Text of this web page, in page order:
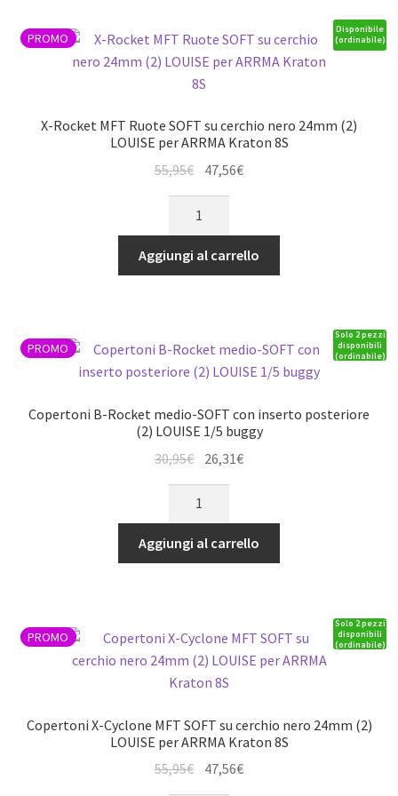
nero
24mm
LOUISE
per
TRX
X-
PROMO
Disponibile
(ordinabile)
X-Rocket MFT Ruote SOFT su cerchio nero 24mm (2)
LOUISE per ARRMA Kraton 8S
55,95€
prezzo
originale
era:
55,95€.
47,56€Il
è:
47,56€.
MFT
Ruote
24mm
(2)
LOUISE
per
ARRMA
Kraton
quantità
Aggiungi al carrello
PROMO
Solo 2 pezzi
disponibili
(ordinabile)
Copertoni B-Rocket medio-SOFT con inserto posteriore
(2) LOUISE 1/5 buggy
30,95€
originale
era:
30,95€.
26,31€Il
è:
26,31€.
Rocket
medio-
posteriore
(2)
LOUISE
buggy
quantità
Aggiungi al carrello
PROMO
Solo 2 pezzi
disponibili
(ordinabile)
Copertoni X-Cyclone MFT SOFT su cerchio nero 24mm (2)
LOUISE per ARRMA Kraton 8S
55,95€
prezzo
47,56€Il